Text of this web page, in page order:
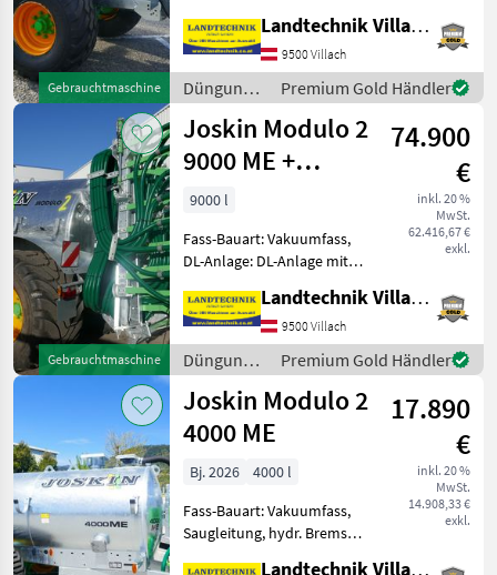
Gebrauchtmaschine
hydr. Bremsen,
Breitverteiler Joskin
Modulo 2 5000 ME, Pumpe
6500mit
Ökosypfonabscheider, V
Landtechnik Villach GmbH
9500 Villach
Düngung
und
Beregnung
/ Joskin
Premium Gold Händler
Gebrauchtmaschine
Joskin Modulo 2
9000 ME +
Pendislide
105/42 PS1
74.900
€
inkl. 20 %
MwSt.
62.416,67 €
exkl.
9000 l
Fass-Bauart: Vakuumfass,
DL-Anlage: DL-Anlage mit
Schleppschlauchverteiler,
hydr. Stützfuß Joskin
Güllefass Modulo 2 9000 ME
mit Vakuumpumpe und
gefede
Landtechnik Villach GmbH
9500 Villach
Düngung
und
Beregnung
/ Joskin
Premium Gold Händler
Joskin Modulo 2
4000 ME
17.890
€
inkl. 20 %
MwSt.
14.908,33 €
exkl.
Bj. 2026
4000 l
Fass-Bauart: Vakuumfass,
Saugleitung, hydr. Bremsen,
Landtechnik Villach GmbH